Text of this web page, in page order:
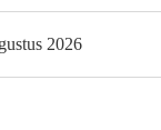
2026